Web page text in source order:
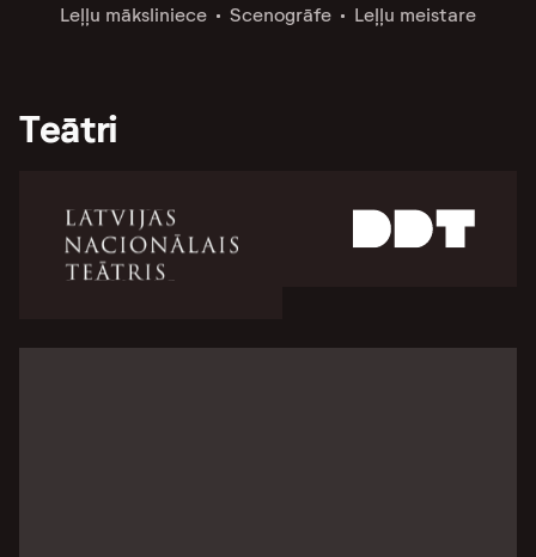
Leļļu māksliniece Scenogrāfe Leļļu meistare
Teātri